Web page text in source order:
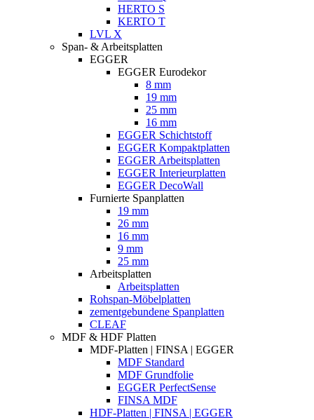
HERTO S
KERTO T
LVL X
Span- & Arbeitsplatten
EGGER
EGGER Eurodekor
8 mm
19 mm
25 mm
16 mm
EGGER Schichtstoff
EGGER Kompaktplatten
EGGER Arbeitsplatten
EGGER Interieurplatten
EGGER DecoWall
Furnierte Spanplatten
19 mm
26 mm
16 mm
9 mm
25 mm
Arbeitsplatten
Arbeitsplatten
Rohspan-Möbelplatten
zementgebundene Spanplatten
CLEAF
MDF & HDF Platten
MDF-Platten | FINSA | EGGER
MDF Standard
MDF Grundfolie
EGGER PerfectSense
FINSA MDF
HDF-Platten | FINSA | EGGER